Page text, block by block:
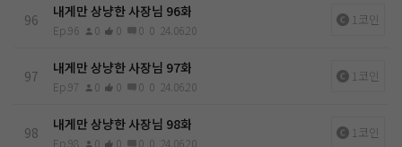
96 내게만 상냥한 사장님 96화
Ep.96 0 0 0 0 24.06.20
1코인
97 내게만 상냥한 사장님 97화
Ep.97 0 0 0 0 24.06.20
1코인
98 내게만 상냥한 사장님 98화
Ep.98 0 0 0 0 24.06.20
1코인